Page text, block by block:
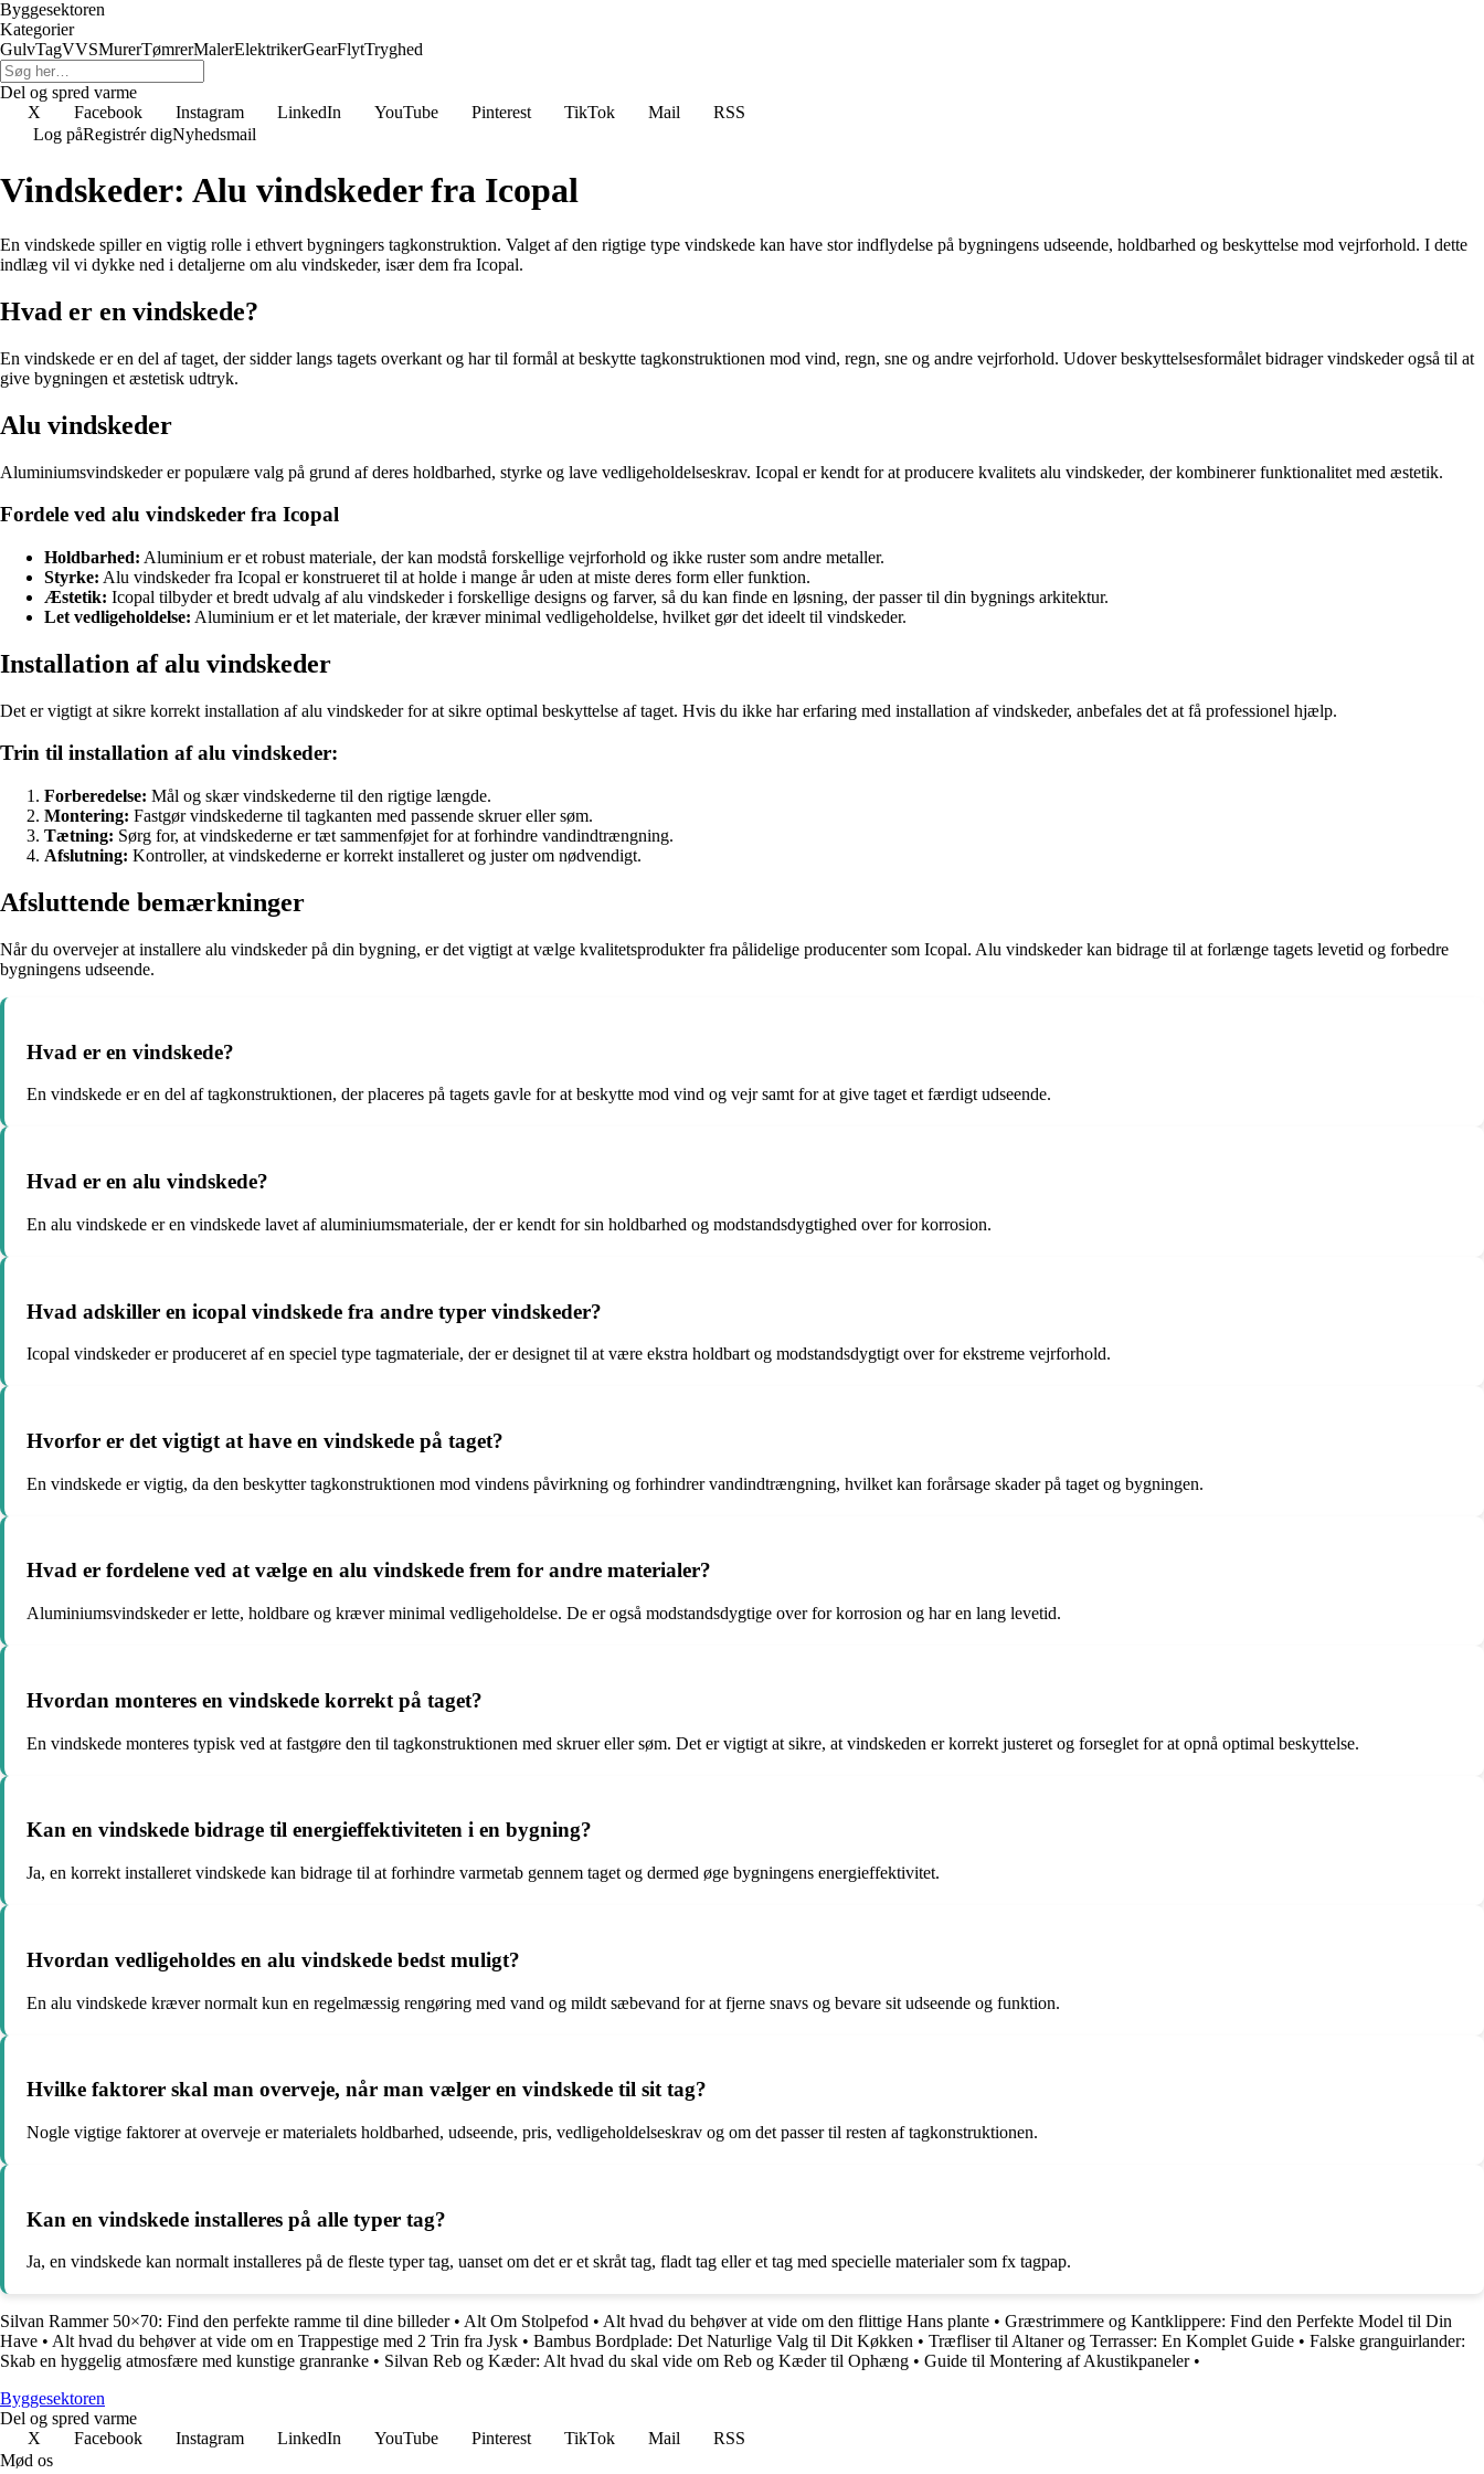
Byggesektoren
Kategorier
GulvTagVVSMurerTømrerMalerElektrikerGearFlytTryghed
Del og spred varme
X
Facebook Instagram LinkedIn YouTube Pinterest TikTok Mail
RSS
Log påRegistrér digNyhedsmail
Vindskeder: Alu vindskeder fra Icopal
En vindskede spiller en vigtig rolle i ethvert bygningers tagkonstruktion. Valget af den rigtige type vindskede kan have stor indflydelse på bygningens udseende, holdbarhed og beskyttelse mod vejrforhold. I dette
indlæg vil vi dykke ned i detaljerne om alu vindskeder, især dem fra Icopal.
Hvad er en vindskede?
En vindskede er en del af taget, der sidder langs tagets overkant og har til formål at beskytte tagkonstruktionen mod vind, regn, sne og andre vejrforhold. Udover beskyttelsesformålet bidrager vindskeder også til at
give bygningen et æstetisk udtryk.
Alu vindskeder
Aluminiumsvindskeder er populære valg på grund af deres holdbarhed, styrke og lave vedligeholdelseskrav. Icopal er kendt for at producere kvalitets alu vindskeder, der kombinerer funktionalitet med æstetik.
Fordele ved alu vindskeder fra Icopal
Holdbarhed: Aluminium er et robust materiale, der kan modstå forskellige vejrforhold og ikke ruster som andre metaller.
Styrke: Alu vindskeder fra Icopal er konstrueret til at holde i mange år uden at miste deres form eller funktion.
Æstetik: Icopal tilbyder et bredt udvalg af alu vindskeder i forskellige designs og farver, så du kan finde en løsning, der passer til din bygnings arkitektur.
Let vedligeholdelse: Aluminium er et let materiale, der kræver minimal vedligeholdelse, hvilket gør det ideelt til vindskeder.
Installation af alu vindskeder
Det er vigtigt at sikre korrekt installation af alu vindskeder for at sikre optimal beskyttelse af taget. Hvis du ikke har erfaring med installation af vindskeder, anbefales det at få professionel hjælp.
Trin til installation af alu vindskeder:
Forberedelse: Mål og skær vindskederne til den rigtige længde.
Montering: Fastgør vindskederne til tagkanten med passende skruer eller søm.
Tætning: Sørg for, at vindskederne er tæt sammenføjet for at forhindre vandindtrængning.
Afslutning: Kontroller, at vindskederne er korrekt installeret og juster om nødvendigt.
Afsluttende bemærkninger
Når du overvejer at installere alu vindskeder på din bygning, er det vigtigt at vælge kvalitetsprodukter fra pålidelige producenter som Icopal. Alu vindskeder kan bidrage til at forlænge tagets levetid og forbedre
bygningens udseende.
Hvad er en vindskede?
En vindskede er en del af tagkonstruktionen, der placeres på tagets gavle for at beskytte mod vind og vejr samt for at give taget et færdigt udseende.
Hvad er en alu vindskede?
En alu vindskede er en vindskede lavet af aluminiumsmateriale, der er kendt for sin holdbarhed og modstandsdygtighed over for korrosion.
Hvad adskiller en icopal vindskede fra andre typer vindskeder?
Icopal vindskeder er produceret af en speciel type tagmateriale, der er designet til at være ekstra holdbart og modstandsdygtigt over for ekstreme vejrforhold.
Hvorfor er det vigtigt at have en vindskede på taget?
En vindskede er vigtig, da den beskytter tagkonstruktionen mod vindens påvirkning og forhindrer vandindtrængning, hvilket kan forårsage skader på taget og bygningen.
Hvad er fordelene ved at vælge en alu vindskede frem for andre materialer?
Aluminiumsvindskeder er lette, holdbare og kræver minimal vedligeholdelse. De er også modstandsdygtige over for korrosion og har en lang levetid.
Hvordan monteres en vindskede korrekt på taget?
En vindskede monteres typisk ved at fastgøre den til tagkonstruktionen med skruer eller søm. Det er vigtigt at sikre, at vindskeden er korrekt justeret og forseglet for at opnå optimal beskyttelse.
Kan en vindskede bidrage til energieffektiviteten i en bygning?
Ja, en korrekt installeret vindskede kan bidrage til at forhindre varmetab gennem taget og dermed øge bygningens energieffektivitet.
Hvordan vedligeholdes en alu vindskede bedst muligt?
En alu vindskede kræver normalt kun en regelmæssig rengøring med vand og mildt sæbevand for at fjerne snavs og bevare sit udseende og funktion.
Hvilke faktorer skal man overveje, når man vælger en vindskede til sit tag?
Nogle vigtige faktorer at overveje er materialets holdbarhed, udseende, pris, vedligeholdelseskrav og om det passer til resten af tagkonstruktionen.
Kan en vindskede installeres på alle typer tag?
Ja, en vindskede kan normalt installeres på de fleste typer tag, uanset om det er et skråt tag, fladt tag eller et tag med specielle materialer som fx tagpap.
Silvan Rammer 50×70: Find den perfekte ramme til dine billeder• Alt Om Stolpefod • Alt hvad du behøver at vide om den flittige Hans plante • Græstrimmere og Kantklippere: Find den Perfekte Model til Din
Have • Alt hvad du behøver at vide om en Trappestige med 2 Trin fra Jysk • Bambus Bordplade: Det Naturlige Valg til Dit Køkken • Træfliser til Altaner og Terrasser: En Komplet Guide • Falske granguirlander:
Skab en hyggelig atmosfære med kunstige granranke • Silvan Reb og Kæder: Alt hvad du skal vide om Reb og Kæder til Ophæng • Guide til Montering af Akustikpaneler•
Byggesektoren
Del og spred varme
X
Facebook Instagram LinkedIn YouTube Pinterest TikTok Mail
RSS
Mød os